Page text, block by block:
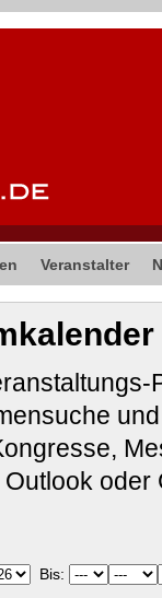
Veranstalter
oder
Bis: